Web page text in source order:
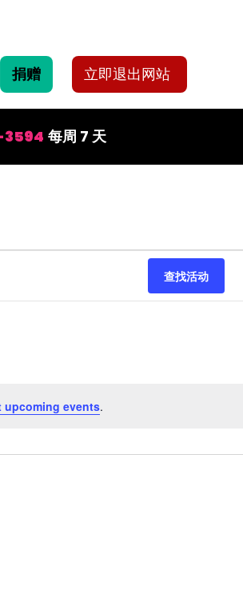
捐赠 立即退出网站
每周 7 天
upcoming events.
查找活动